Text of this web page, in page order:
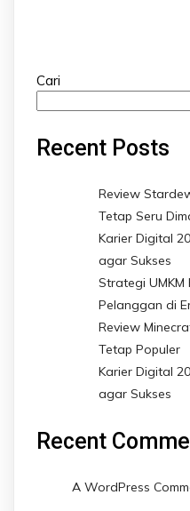
Cari
Recent Posts
Review
Tetap Seru
Karier Digital
agar Sukses
Strategi UMKM
Pelanggan di
Review
Tetap Populer
Karier Digital
agar Sukses
Recent
A WordPress